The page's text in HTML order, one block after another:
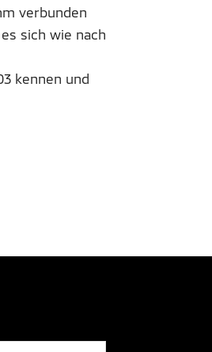
verbunden
sich wie nach
kennen und